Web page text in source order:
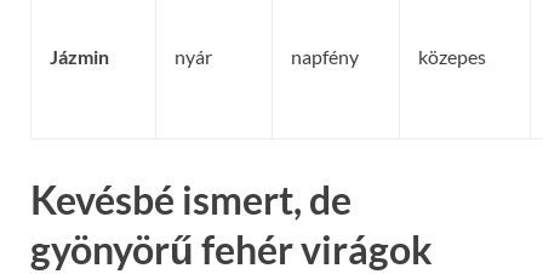
Jázmin nyár napfény közepes
Kevésbé ismert, de
gyönyörű fehér virágok